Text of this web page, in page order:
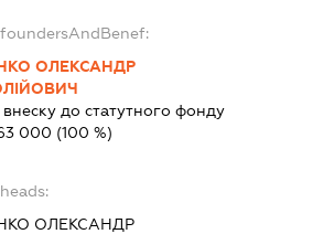
ОЛЕКСАНДР
внеску до статутного фонду
000 (100 %)
ОЛЕКСАНДР